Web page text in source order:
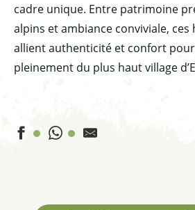
cadre unique. Entre patrimoine
alpins et ambiance conviviale, ces
allient authenticité et confort
pleinement du plus haut village